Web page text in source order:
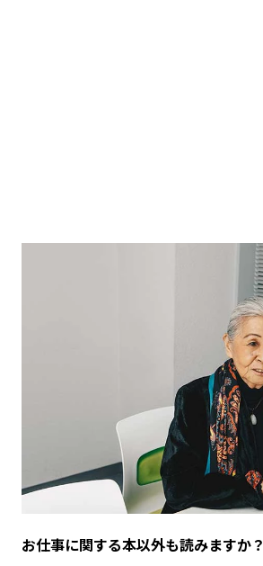
――お仕事に関する本以外も読みますか？